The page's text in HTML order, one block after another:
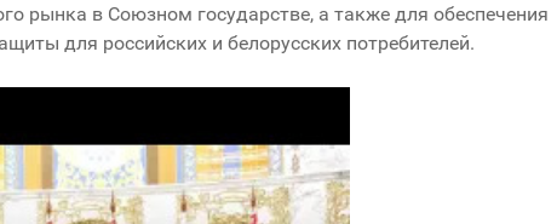
рынка в Союзном государстве, а также для обеспечения
для российских и белорусских потребителей.